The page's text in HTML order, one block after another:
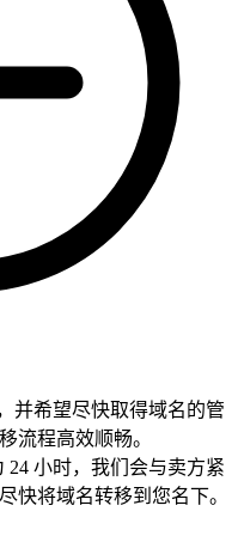
并希望尽快取得域名的管
流程高效顺畅。
24 小时，我们会与卖方紧
快将域名转移到您名下。